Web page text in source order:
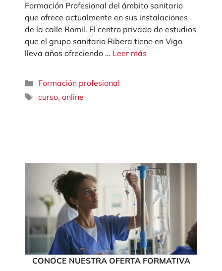
Formación Profesional del ámbito sanitario
que ofrece actualmente en sus instalaciones
de la calle Romil. El centro privado de estudios
que el grupo sanitario Ribera tiene en Vigo
lleva años ofreciendo … Leer más
Categorías
Formación profesional
Etiquetas
curso,online
CONOCE NUESTRA OFERTA FORMATIVA